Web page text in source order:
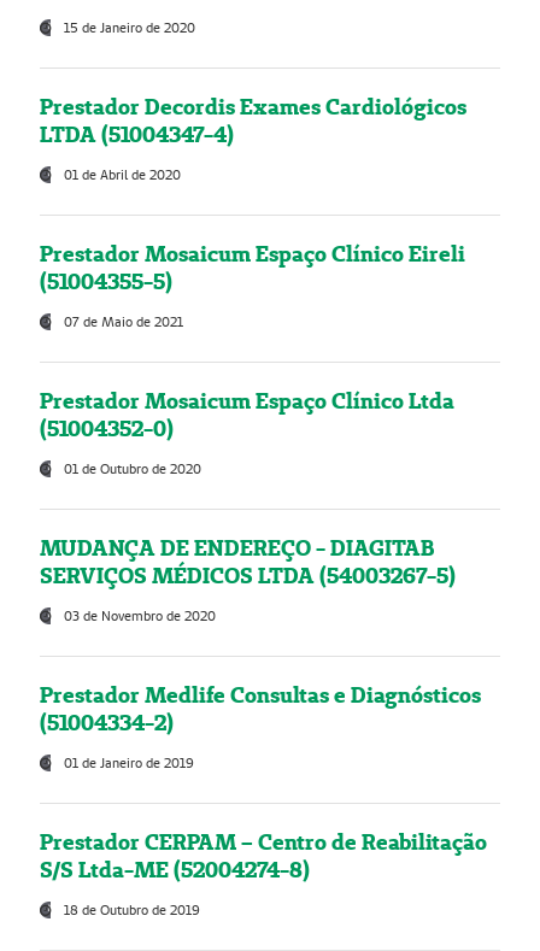
15 de Janeiro de 2020
Prestador Decordis Exames Cardiológicos
LTDA (51004347-4)
01 de Abril de 2020
Prestador Mosaicum Espaço Clínico Eireli
(51004355-5)
07 de Maio de 2021
Prestador Mosaicum Espaço Clínico Ltda
(51004352-0)
01 de Outubro de 2020
MUDANÇA DE ENDEREÇO - DIAGITAB
SERVIÇOS MÉDICOS LTDA (54003267-5)
03 de Novembro de 2020
Prestador Medlife Consultas e Diagnósticos
(51004334-2)
01 de Janeiro de 2019
Prestador CERPAM – Centro de Reabilitação
S/S Ltda-ME (52004274-8)
18 de Outubro de 2019